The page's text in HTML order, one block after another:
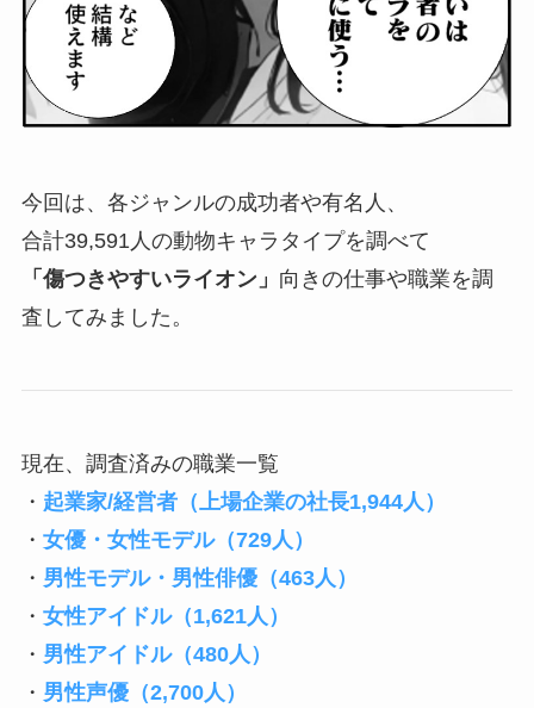
今回は、各ジャンルの成功者や有名人、
合計39,591人の動物キャラタイプを調べて
「傷つきやすいライオン」 向きの仕事や職業を調
査してみました。
現在、調査済みの職業一覧
・ 起業家/経営者（上場企業の社長1,944人）
・ 女優・女性モデル（729人）
・ 男性モデル・男性俳優（463人）
・ 女性アイドル（1,621人）
・ 男性アイドル（480人）
・ 男性声優（2,700人）